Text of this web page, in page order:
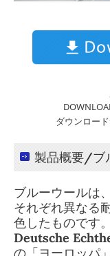
ダウンロー
製品概要/ブ
ブルーウールは
それぞれ異なる
色したものです
Deutsche
の「ヨーロッパ